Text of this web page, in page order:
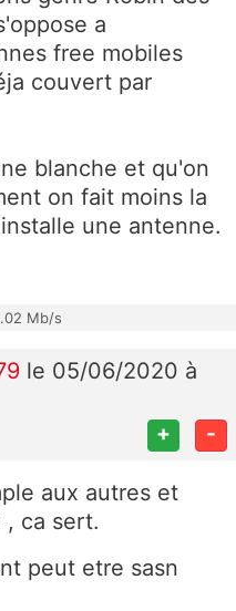
a
free mobiles
couvert par
blanche et qu'on
on fait moins la
une antenne.
Mb/s
le 05/06/2020 à
+ -
aux autres et
, ca sert.
peut etre sasn